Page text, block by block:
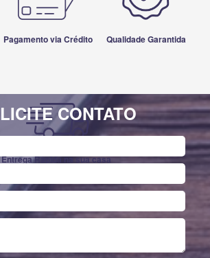
Pagamento via Crédito Qualidade Garantida
Entrega Rápida na sua casa
CONTATO